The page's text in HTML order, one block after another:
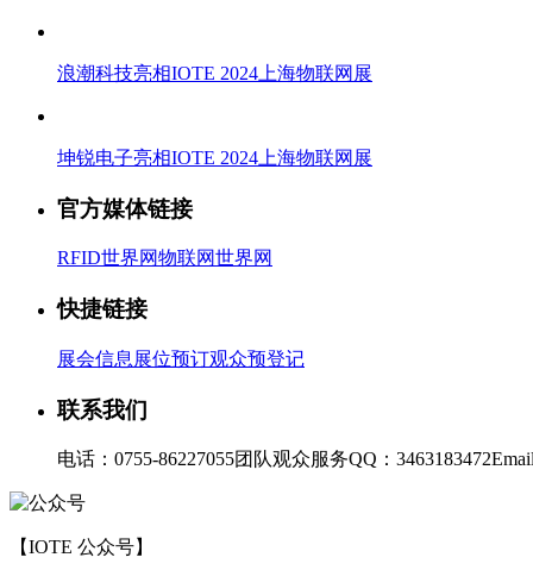
浪潮科技亮相IOTE 2024上海物联网展
坤锐电子亮相IOTE 2024上海物联网展
官方媒体链接
RFID世界网物联网世界网
快捷链接
展会信息 展位预订观众预登记
联系我们
电话：0755-86227055团队观众服务QQ：3463183472
【IOTE 公众号】